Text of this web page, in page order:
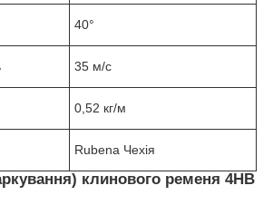
40°
35 м/с
0,52 кг/м
Rubena Чехія
клинового ременя 4HB